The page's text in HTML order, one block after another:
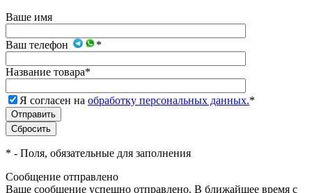
Ваше имя
Ваш телефон *
Название товара*
Я согласен на обработку персональных данных.*
* - Поля, обязательные для заполнения
Сообщение отправлено
Ваше сообщение успешно отправлено. В ближайшее время с